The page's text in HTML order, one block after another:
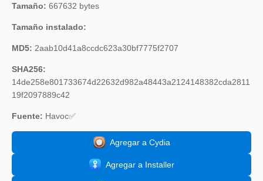
Tamaño: 667632 bytes
Tamaño instalado:
MD5: 2aab10d41a8ccdc623a30bf7775f2707
SHA256:
14de258e801733674d22632d982a48443a2124148382cda2811
19f2097889c42
Fuente: Havoc✅
Agregar a Cydia
Agregar a Installer